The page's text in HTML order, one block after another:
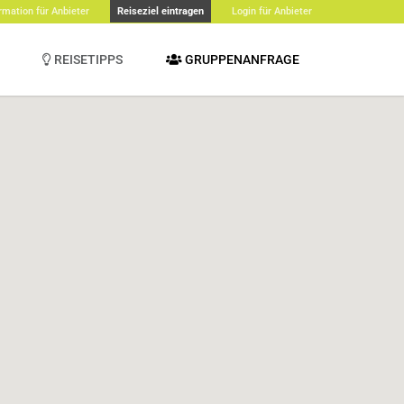
für Anbieter Reiseziel eintragen Login für Anbieter
REISETIPPS GRUPPENANFRAGE